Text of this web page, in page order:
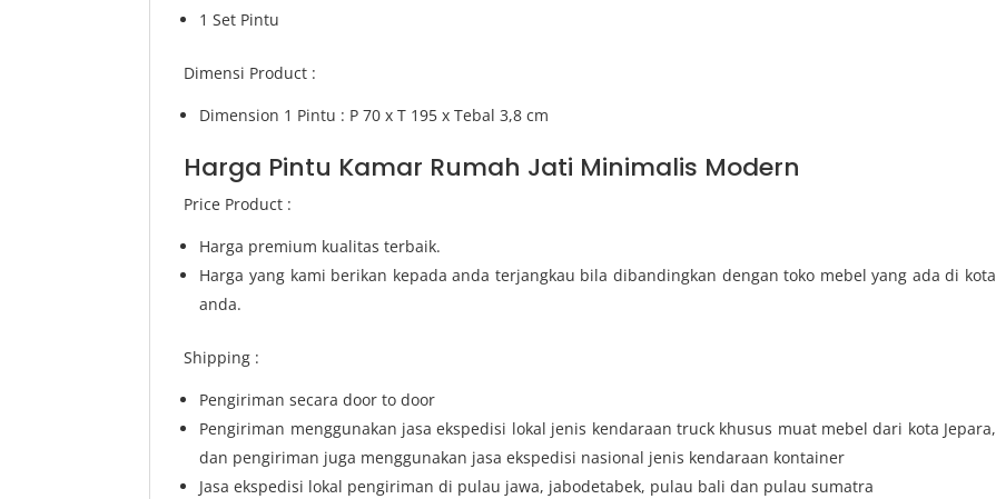
1 Set Pintu
Dimensi Product :
Dimension 1 Pintu : P 70 x T 195 x Tebal 3,8 cm
Harga Pintu Kamar Rumah Jati Minimalis Modern
Price Product :
Harga premium kualitas terbaik.
Harga yang kami berikan kepada anda terjangkau bila dibandingkan dengan toko mebel yang ada di kota
anda.
Shipping :
Pengiriman secara door to door
Pengiriman menggunakan jasa ekspedisi lokal jenis kendaraan truck khusus muat mebel dari kota Jepara,
dan pengiriman juga menggunakan jasa ekspedisi nasional jenis kendaraan kontainer
Jasa ekspedisi lokal pengiriman di pulau jawa, jabodetabek, pulau bali dan pulau sumatra